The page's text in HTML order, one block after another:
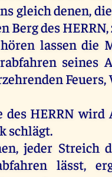
gleichdenen,die
BergdesHERRN,
hören lassen die
seines
Feuers,
des HERRN wird
schlägt.
,jeder Streich
lässt,